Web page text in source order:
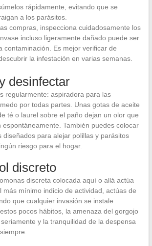
rápidamente, evitando que se
a los parásitos.
compras, inspecciona cuidadosamente los
incluso ligeramente dañado puede ser
contaminación. Es mejor verificar de
la infestación en varias semanas.
desinfectar
regularmente: aspiradora para las
por todas partes. Unas gotas de aceite
té o laurel sobre el paño dejan un olor que
espontáneamente. También puedes colocar
diseñados para alejar polillas y parásitos
riesgo para el hogar.
discreto
discreta colocada aquí o allá actúa
más mínimo indicio de actividad, actúas de
que cualquier invasión se instale
pocos hábitos, la amenaza del gorgojo
y la tranquilidad de la despensa